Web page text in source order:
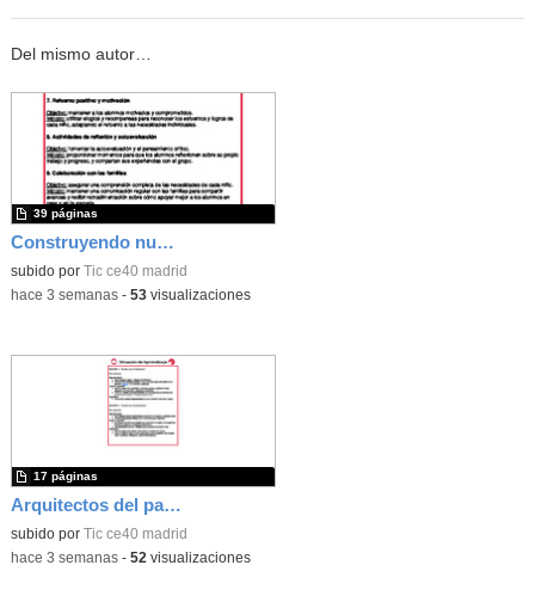
Del mismo autor…
Construyendo nuestro parque de atracciones
subido por Tic ce40 madrid
39 páginas
-hace 3 semanas- 53visualizaciones
Arquitectos del pasado
subido por Tic ce40 madrid
17 páginas
-hace 3 semanas- 52 visualizaciones